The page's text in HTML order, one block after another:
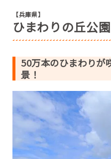
【兵庫県】
ひまわりの丘公園
50万本のひまわりが
景！